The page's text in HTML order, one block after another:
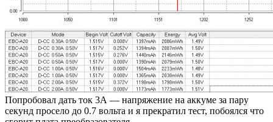
Попробовал дать ток 3А — напряжение на аккуме за пару
секунд просело до 0.7 вольта и я прекратил тест, побоялся что